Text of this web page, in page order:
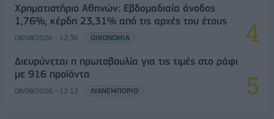
Χρηματιστήριο Αθηνών: Εβδομαδιαία άνοδος
1,76%, κέρδη 23,31% από τις αρχές του έτους
08/08/2026 - 12:36 ΟΙΚΟΝΟΜΙΑ
Διευρύνεται η πρωτοβουλία για τις τιμές στο ράφι
με 916 προϊόντα
08/08/2026 - 12:12 ΛΙΑΝΕΜΠΟΡΙΟ